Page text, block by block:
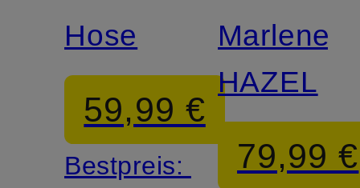
MORE
Hose
59,99 €
Bestpreis:
MORE
HAZEL
79,99 €